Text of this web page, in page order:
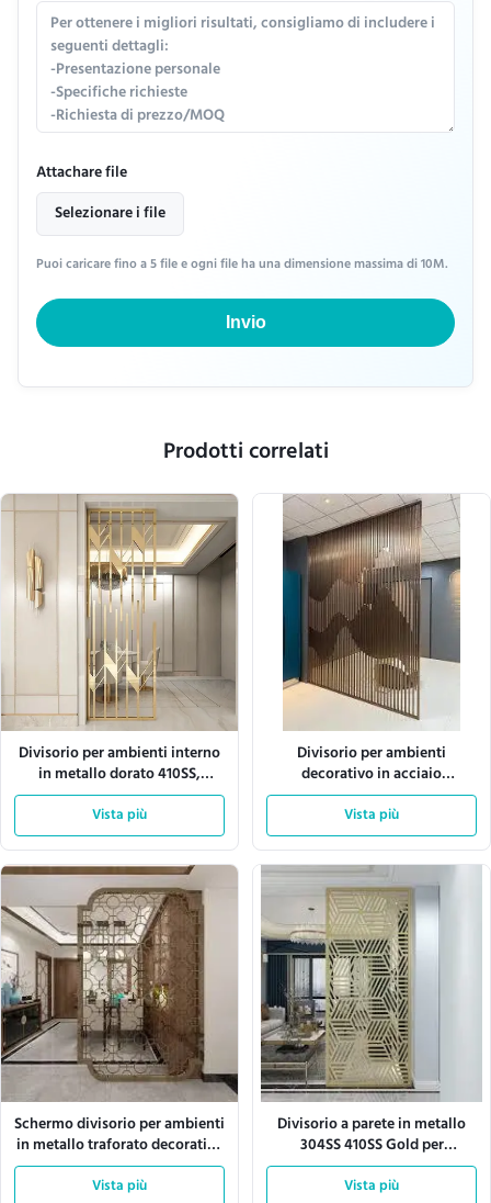
Attachare file
Selezionare i file
Puoi caricare fino a 5 file e ogni file ha una dimensione massima di 10M.
Invio
Prodotti correlati
Divisorio per ambienti interno
in metallo dorato 410SS,
leggero
Vista più
Divisorio per ambienti
decorativo in acciaio
inossidabile 201 430 SS
ondulato
Vista più
Schermo divisorio per ambienti
in metallo traforato decorativo
ASTM SUS304 personalizzato
Vista più
Divisorio a parete in metallo
304SS 410SS Gold per
l'arredamento della casa
Vista più